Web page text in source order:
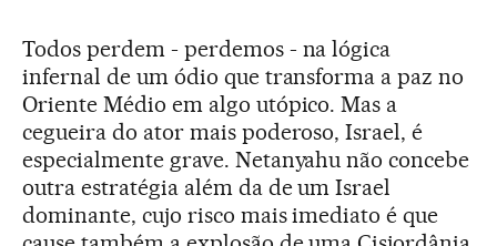
Todos perdem - perdemos - na lógica
infernal de um ódio que transforma a paz no
Oriente Médio em algo utópico. Mas a
cegueira do ator mais poderoso, Israel, é
especialmente grave. Netanyahu não concebe
outra estratégia além da de um Israel
dominante, cujo risco mais imediato é que